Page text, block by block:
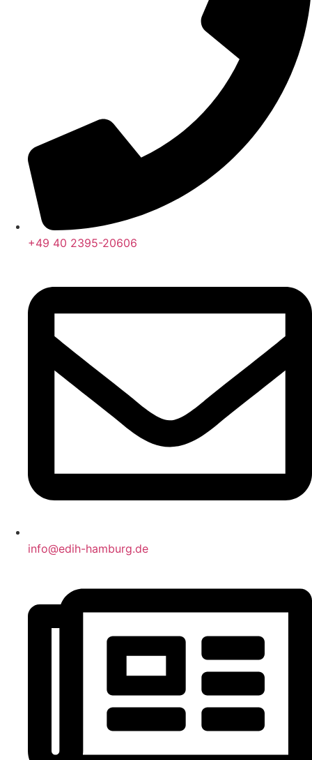
+49 40 2395-20606
info@edih-hamburg.de